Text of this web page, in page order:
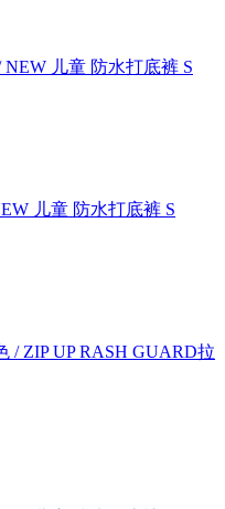
NEW 儿童 防水打底裤 S
儿童 防水打底裤 S
/ ZIP UP RASH GUARD拉